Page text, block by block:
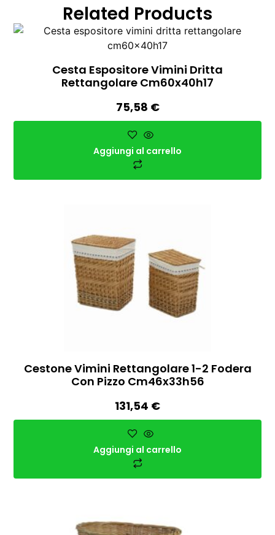
Related Products
Cesta Espositore Vimini Dritta
Rettangolare Cm60x40h17
75,58 €
Aggiungi al carrello
Cestone Vimini Rettangolare 1-2 Fodera
Con Pizzo Cm46x33h56
131,54 €
Aggiungi al carrello